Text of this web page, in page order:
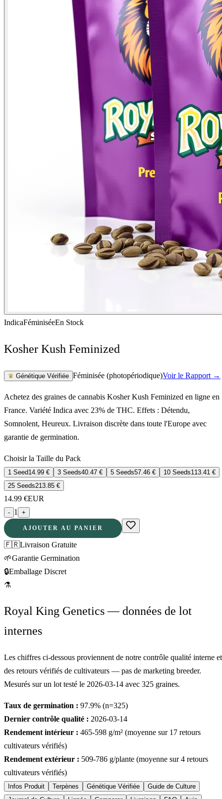
IndicaFéminiséeEn Stock
Kosher Kush Feminized
♛ Génétique Vérifiée Féminisée (photopériodique)Voir le Rapport →
Achetez des graines de cannabis Kosher Kush Feminized en ligne en
France. Variété Indica avec 23% de THC. Effets : Détendu,
Somnolent, Heureux. Livraison discrète dans toute l'Europe avec
garantie de germination.
Choisir la Taille du Pack
1 Seed14.99 € 3 Seeds40.47 € 5 Seeds57.46 € 10 Seeds113.41 €
25 Seeds213.85 €
14.99 €EUR
- 1 +
AJOUTER AU PANIER
🇫🇷Livraison Gratuite
🌱Garantie Germination
🔒Emballage Discret
⚗
Royal King Genetics — données de lot
internes
Les chiffres ci-dessous proviennent de notre contrôle qualité interne et
des retours vérifiés de cultivateurs — pas de marketing breeder.
Mesurés sur un lot testé le 2026-03-14 avec 325 graines.
Taux de germination : 97.9% (n=325)
Dernier contrôle qualité : 2026-03-14
Rendement intérieur : 465-598 g/m² (moyenne sur 17 retours
cultivateurs vérifiés)
Rendement extérieur : 509-786 g/plante (moyenne sur4 retours
cultivateurs vérifiés)
Infos Produit Terpènes Génétique Vérifiée
Guide de Culture